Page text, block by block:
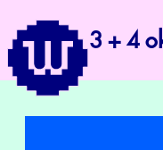
3 + 4